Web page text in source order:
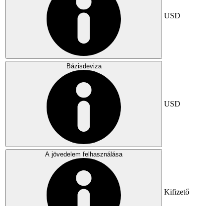
USD
Bázisdeviza
USD
A jövedelem felhasználása
Kifizető